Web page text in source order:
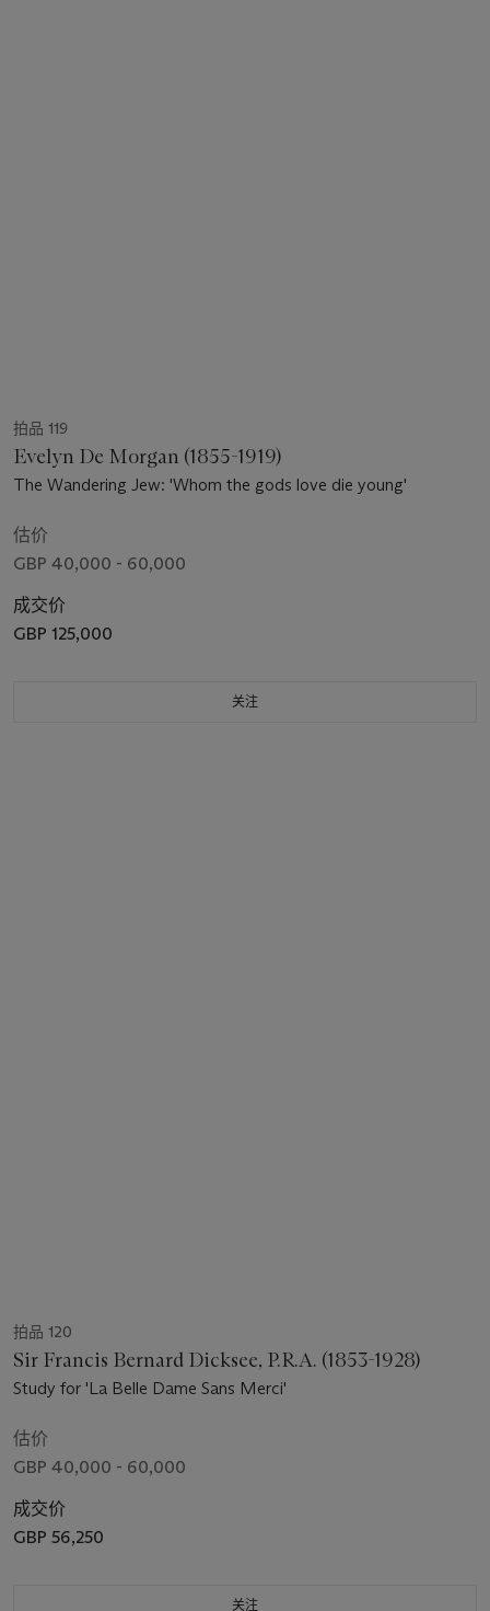
拍品 119
Evelyn De Morgan (1855-1919)
The Wandering Jew: 'Whom the gods love die young'
估价
GBP 40,000 - 60,000
成交价
GBP 125,000
关注
拍品 120
Sir Francis Bernard Dicksee, P.R.A. (1853-1928)
Study for 'La Belle Dame Sans Merci'
估价
GBP 40,000 - 60,000
成交价
GBP 56,250
关注